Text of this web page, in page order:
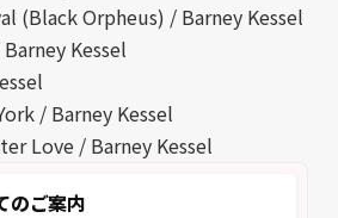
(Black Orpheus) / Barney Kessel
Kessel
/ Barney Kessel
Love / Barney Kessel
のご案内